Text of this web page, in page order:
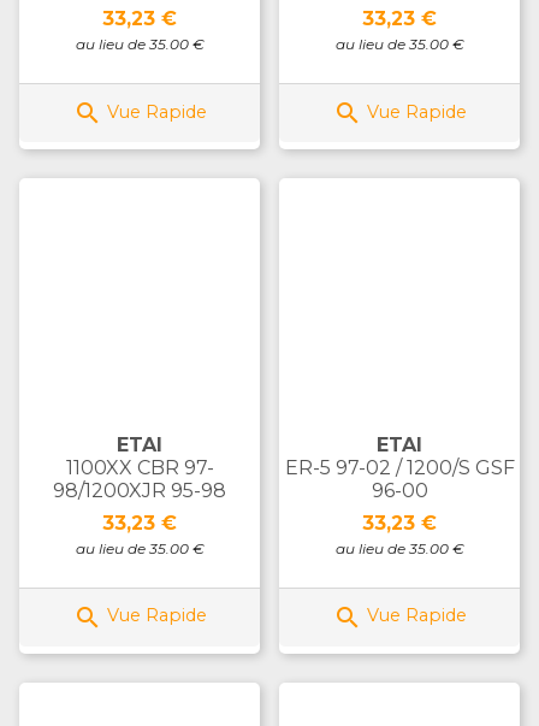
Prix
33,23 €
au lieu de 35.00 €
 Vue Rapide
Prix
33,23 €
au lieu de 35.00 €
 Vue Rapide
ETAI
1100XX CBR 97-
98/1200XJR 95-98
Prix
33,23 €
au lieu de 35.00 €
 Vue Rapide
ETAI
ER-5 97-02 / 1200/S GSF
96-00
Prix
33,23 €
au lieu de 35.00 €
 Vue Rapide